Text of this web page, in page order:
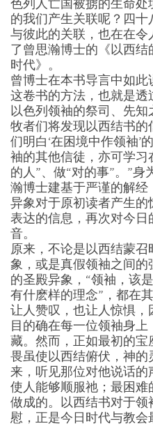
的我们产生关联呢？四
与彼此的关联，也在在
了曾思瀚博士的《以西
时代》。
曾博士在本书导言中如
这卷书的方法，也就是
以色列领袖的祭司、先知
牧者们将发现以西结书
们明白‘在困境中作领袖’
袖的其他信徒，亦可学
的人”、做“对的事”。”
瀚博士建基于严谨的解
异象对于原初读者产生
表达的信息，再次对今
音。
原来，不论是以西结蒙
象，或是真假领袖之间
的圣殿异象，“领袖，该
有什麽样的理念”，都在
让人赞叹，也让人惊惧
目的确在每一位领袖身
藏。然而，正如最初的
畏虽使以西结俯伏，神
来，听见那位对他说话
使人能够顺服祂；最困
做成的。以西结书对于
慰，正是今日时代与教会